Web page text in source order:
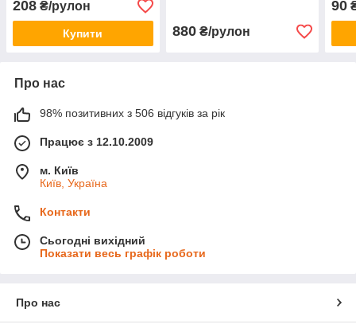
208 ₴/рулон
Купити 880₴/рулон
90
Про нас
98% позитивних з 506 відгуків за рік
Працює з 12.10.2009
м. Київ
Київ, Україна
Контакти
Сьогодні вихідний
Показати весь графік роботи
Про нас